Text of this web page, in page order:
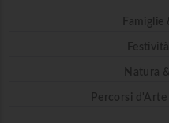
Famiglie
Natura
Percorsi